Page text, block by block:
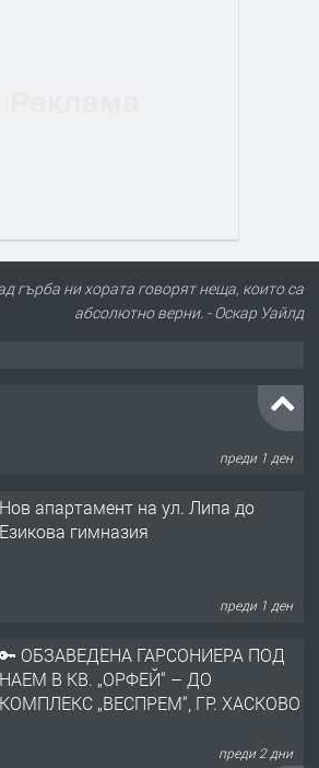
гърба ни хората говорят неща, които са
абсолютно верни. - Оскар Уайлд
КОМПЛЕКС „ВЕСПРЕМ“, ГР. ХАСКОВО
преди 2 дни
НАПЪЛНО ОБЗАВЕДЕН И
ОБОРУДВАН ТРИСТАЕН
АПАРТАМЕНТ В ЦЕНТЪРА НА ГР.